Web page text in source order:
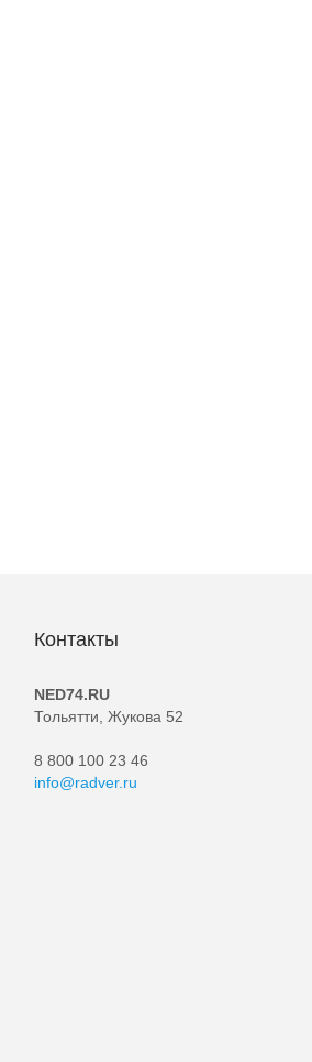
Контакты
NED74.RU
Тольятти, Жукова 52
8 800 100 23 46
info@radver.ru